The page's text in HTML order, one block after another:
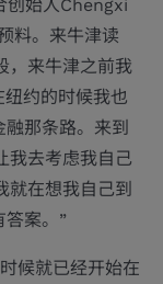
创始人Chengxi
料。来牛津读
，来牛津之前我
约的时候我也
那条路。来到
我去考虑我自己
就在想我自己到
案。”
候就已经开始在